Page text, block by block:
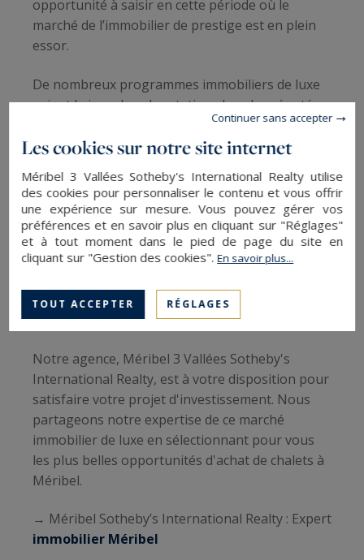
opportunité à saisir en cette période où le
marché de l’immobilier de prestige est en plein
essor.
De nombreux programmes immobiliers de luxe
voient le jour dans les stations les plus réputées
des Alpes : Méribel, Megève, Courchevel... Ces
lieux de villégiature sont appréciés d'une
authenticités et la qualité exceptionnelle de leurs
services. Ces atouts représentent un potentiel à
ne pas négliger pour votre projet
d’investissement locatif.
La valeur des conseils d'un expert en
immobilier de montagne
Notre agence, Méribel 3 Vallées Sotheby's
International Realty, est à votre disposition pour
satisfaire votre projet d'investissement. Nous
partageons notre expertise de ce marché
immobilier de luxe en sélectionnant pour vous
les plus belles opportunités d'achat de chalets à
Méribel.
→ Méribel Sotheby’s International Realty : Expert
immobilier Méribel
Les cookies sur notre site internet
Méribel 3 Vallées Sotheby's International Realty utilise
des cookies pour personnaliser le contenu et vous offrir
une expérience sur mesure. Vous pouvez gérer vos
préférences et en savoir plus en cliquant sur "Réglages"
et à tout moment dans le pied de page du site en
cliquant sur "Gestion des cookies".En savoir plus...
TOUT ACCEPTER RÉGLAGES
Continuer sans accepter